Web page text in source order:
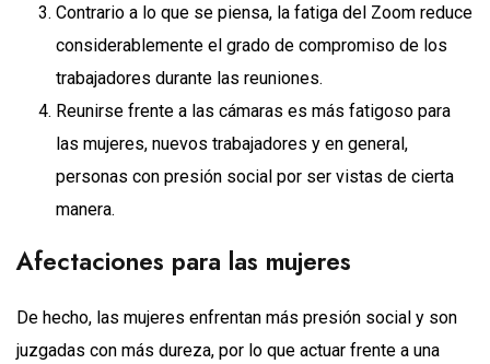
Contrario a lo que se piensa, la fatiga del Zoom reduce
considerablemente el grado de compromiso de los
trabajadores durante las reuniones.
Reunirse frente a las cámaras es más fatigoso para
las mujeres, nuevos trabajadores y en general,
personas con presión social por ser vistas de cierta
manera.
Afectaciones para las mujeres
De hecho, las mujeres enfrentan más presión social y son
juzgadas con más dureza, por lo que actuar frente a una